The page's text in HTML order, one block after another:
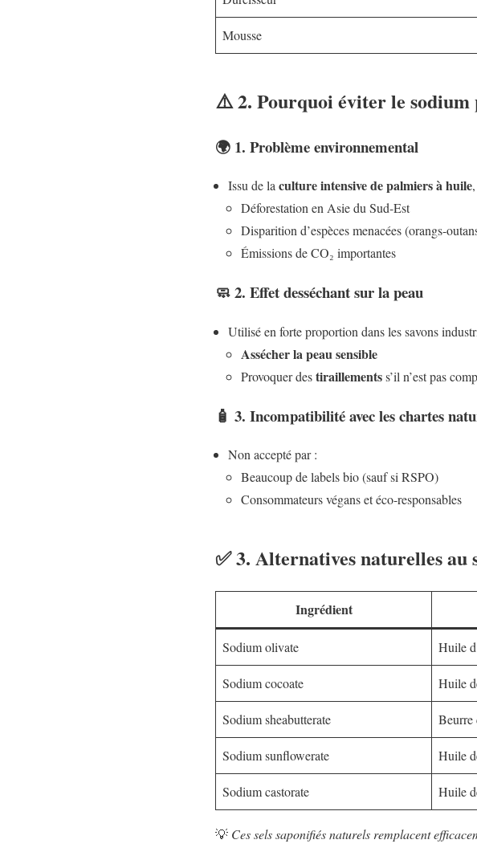
Mousse
⚠️ 2. Pourquoi éviter le sodium
🌍 1. Problème environnemental
Issu de laculture intensive de palmiers à huile
Déforestation en Asie du Sud-Est
Disparition d’espèces menacées (orangs-
Émissions de CO₂ importantes
🧼 2. Effet desséchant sur la peau
Utilisé en forte proportion dans les savons
Assécher la peau sensible
Provoquer destiraillementss’il n’est pas
🧴 3. Incompatibilité avec les chartes
Non accepté par :
Beaucoup de labels bio (sauf si RSPO)
Consommateurs végans et éco-responsables
✅ 3. Alternatives naturelles au
Ingrédient
Sodium olivate Huile
Sodium cocoate Huile
Sodium sheabutterate Beurre
Sodium sunflowerate Huile
Sodium castorate Huile
💡 Ces sels saponifiés naturels remplacent